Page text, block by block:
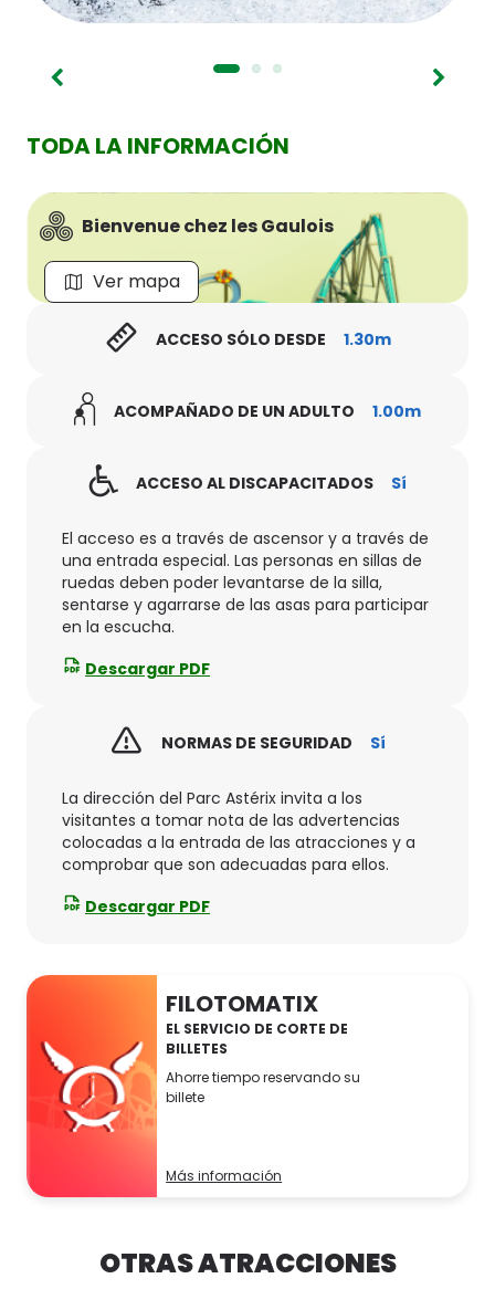
TODA LA INFORMACIÓN
Bienvenue chez les Gaulois
Ver mapa
ACCESO SÓLO DESDE 1.30m
ACOMPAÑADO DE UN ADULTO 1.00m
ACCESO AL DISCAPACITADOS Sí
El acceso es a través de ascensor y a través de
una entrada especial. Las personas en sillas de
ruedas deben poder levantarse de la silla,
sentarse y agarrarse de las asas para participar
en la escucha.
Descargar PDF
NORMAS DE SEGURIDAD Sí
La dirección del Parc Astérix invita a los
visitantes a tomar nota de las advertencias
colocadas a la entrada de las atracciones y a
comprobar que son adecuadas para ellos.
Descargar PDF
FILOTOMATIX
EL SERVICIO DE CORTE DE
BILLETES
Ahorre tiempo reservando su
billete
Más información
OTRAS ATRACCIONES